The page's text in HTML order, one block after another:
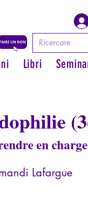
Libri
en charge
Lafargue